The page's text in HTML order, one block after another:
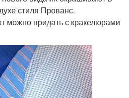
стиля Прованс.
можно придать с кракелюрами